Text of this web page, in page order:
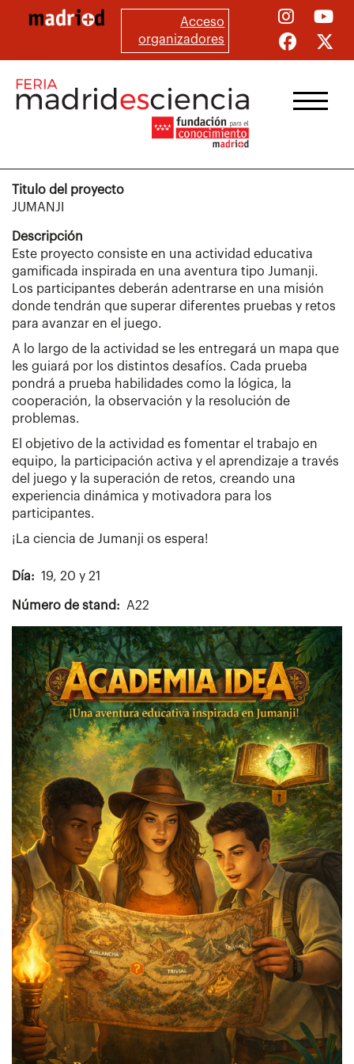
principal
Acceso
organizadores
Titulo del proyecto
JUMANJI
Descripción
Este proyecto consiste en una actividad educativa
gamificada inspirada en una aventura tipo Jumanji.
Los participantes deberán adentrarse en una misión
donde tendrán que superar diferentes pruebas y retos
para avanzar en el juego.
A lo largo de la actividad se les entregará un mapa que
les guiará por los distintos desafíos. Cada prueba
pondrá a prueba habilidades como la lógica, la
cooperación, la observación y la resolución de
problemas.
El objetivo de la actividad es fomentar el trabajo en
equipo, la participación activa y el aprendizaje a través
del juego y la superación de retos, creando una
experiencia dinámica y motivadora para los
participantes.
¡La ciencia de Jumanji os espera!
Día 19, 20 y 21
Número de stand A22